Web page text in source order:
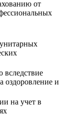
от
унитарных
вследствие
оздоровление и
на учет в